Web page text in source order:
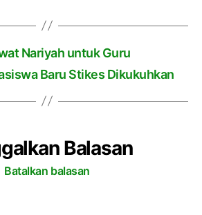
Nariyah untuk Guru
Baru Stikes Dikukuhkan
Balasan
Batalkan balasan